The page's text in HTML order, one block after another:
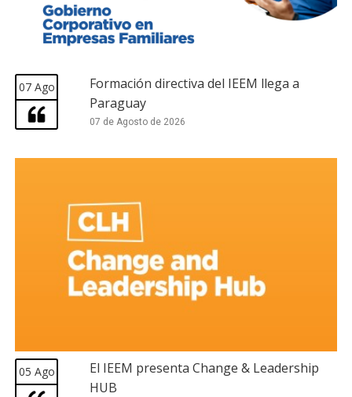
07 Ago
Formación directiva del IEEM llega a
Paraguay
07 de Agosto de 2026
05 Ago
El IEEM presenta Change & Leadership
HUB